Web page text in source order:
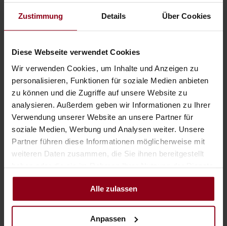
Zustimmung Details Über Cookies
Diese Webseite verwendet Cookies
Wir verwenden Cookies, um Inhalte und Anzeigen zu
personalisieren, Funktionen für soziale Medien anbieten
zu können und die Zugriffe auf unsere Website zu
analysieren. Außerdem geben wir Informationen zu Ihrer
Verwendung unserer Website an unsere Partner für
soziale Medien, Werbung und Analysen weiter. Unsere
Partner führen diese Informationen möglicherweise mit
weiteren Daten zusammen, die Sie ihnen bereitgestellt
haben oder die sie im Rahmen Ihrer Nutzung der Dienste
gesammelt haben.
Alle zulassen
Anpassen
habe ich mir damals gedacht, wir feiern einfach dort weiter,
wo das Brautstehlen war. Kleinerer Saal, Bar auch
vorhanden, DJ und Tanzfläche – gemma!
Dann war unsere Band six4two aber so gut, dass wir doch
wieder in den Saal rauf sind (hier empfiehlt sich eine
Polonaise) und dann sind wir erst eine Stunde später nach
einem legendären Bandausklang wieder runter zur Bar. Da
ist „im Moment leben“ angesagt. Und hoffentlich werden alle
noch ganz lange von genau diesem Brautstehlen erzählen.